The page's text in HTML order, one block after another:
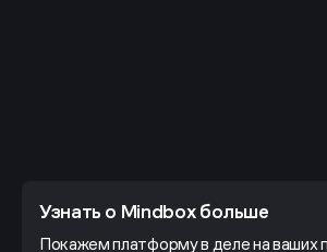
Узнать о Mindbox больше
Покажем платформу в деле на ваших